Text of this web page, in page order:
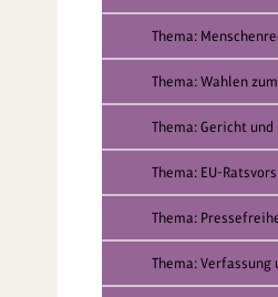
Thema:
Thema: Wahlen
Thema: Gericht
Thema: EU-
Thema:
Thema: Verfassung